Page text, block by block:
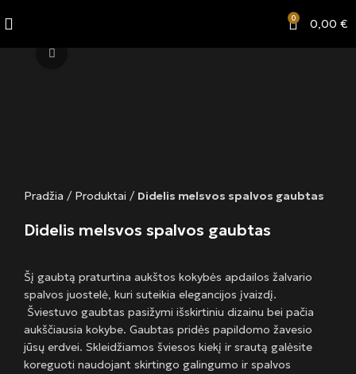
0 0,00 €
Pradžia / Produktai / Didelis melsvos spalvos gaubtas
Didelis melsvos spalvos gaubtas
Šį gaubtą praturtina aukštos kokybės apdailos žalvario
spalvos juostelė, kuri suteikia elegancijos įvaizdį.
Šviestuvo gaubtas pasižymi išskirtiniu dizainu bei pačia
aukščiausia kokybe. Gaubtas pridės papildomo žavesio
jūsų erdvei. Skleidžiamos šviesos kiekį ir srautą galėsite
koreguoti naudojant skirtingo galingumo ir spalvos